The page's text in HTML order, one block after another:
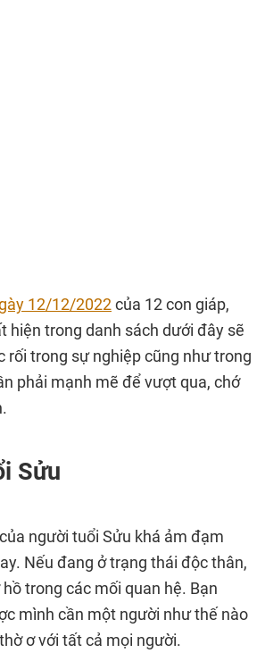
12/12/2022của 12 con giáp,
hiện trong danh sách dưới đây sẽ
rối trong sự nghiệp cũng như trong
phải mạnh mẽ để vượt qua, chớ
Sửu
người tuổi Sửu khá ảm đạm
Nếu đang ở trạng thái độc thân,
trong các mối quan hệ. Bạn
mình cần một người như thế nào
ơ với tất cả mọi người.